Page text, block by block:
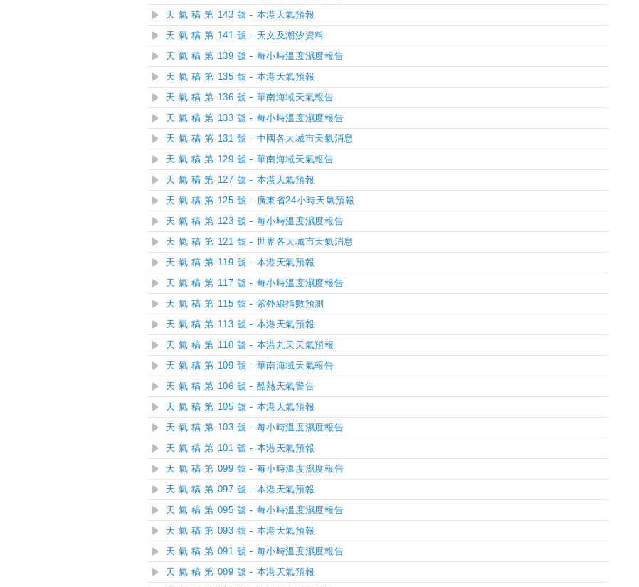
天 氣 稿 第 143 號 - 本港天氣預報
天 氣 稿 第 141 號 - 天文及潮汐資料
天 氣 稿 第 139 號 - 每小時溫度濕度報告
天 氣 稿 第 135 號 - 本港天氣預報
天 氣 稿 第 136 號 - 華南海域天氣報告
天 氣 稿 第 133 號 - 每小時溫度濕度報告
天 氣 稿 第 131 號 - 中國各大城市天氣消息
天 氣 稿 第 129 號 - 華南海域天氣報告
天 氣 稿 第 127 號 - 本港天氣預報
天 氣 稿 第 125 號 - 廣東省24小時天氣預報
天 氣 稿 第 123 號 - 每小時溫度濕度報告
天 氣 稿 第 121 號 - 世界各大城市天氣消息
天 氣 稿 第 119 號 - 本港天氣預報
天 氣 稿 第 117 號 - 每小時溫度濕度報告
天 氣 稿 第 115 號 - 紫外線指數預測
天 氣 稿 第 113 號 - 本港天氣預報
天 氣 稿 第 110 號 - 本港九天天氣預報
天 氣 稿 第 109 號 - 華南海域天氣報告
天 氣 稿 第 106 號 - 酷熱天氣警告
天 氣 稿 第 105 號 - 本港天氣預報
天 氣 稿 第 103 號 - 每小時溫度濕度報告
天 氣 稿 第 101 號 - 本港天氣預報
天 氣 稿 第 099 號 - 每小時溫度濕度報告
天 氣 稿 第 097 號 - 本港天氣預報
天 氣 稿 第 095 號 - 每小時溫度濕度報告
天 氣 稿 第 093 號 - 本港天氣預報
天 氣 稿 第 091 號 - 每小時溫度濕度報告
天 氣 稿 第 089 號 - 本港天氣預報